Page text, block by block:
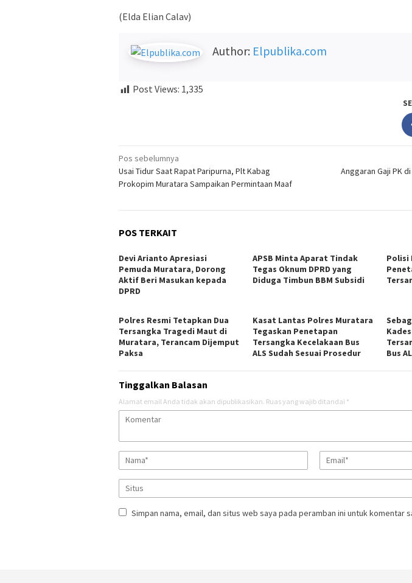
(Elda Elian Calav)
Author: Elpublika.com
Post Views: 1,335
Navigasi
pos
Pos sebelumnya
Usai Tidur Saat Rapat Paripurna, Plt Kabag
Prokopim Muratara Sampaikan Permintaan Maaf
Anggaran Gaji PK
POS TERKAIT
Devi Arianto Apresiasi
Pemuda Muratara, Dorong
Aktif Beri Masukan kepada
DPRD
APSB Minta Aparat Tindak
Tegas Oknum DPRD yang
Diduga Timbun BBM Subsidi
Polisi
Polres Resmi Tetapkan Dua
Tersangka Tragedi Maut di
Muratara, Terancam Dijemput
Paksa
Kasat Lantas Polres Muratara
Tegaskan Penetapan
Tersangka Kecelakaan Bus
ALS Sudah Sesuai Prosedur
Bus
Tinggalkan Balasan
Alamat email Anda tidak akan dipublikasikan. Ruas yang wajib ditandai *
Simpan nama, email, dan situs web saya pada peramban ini untuk komentar